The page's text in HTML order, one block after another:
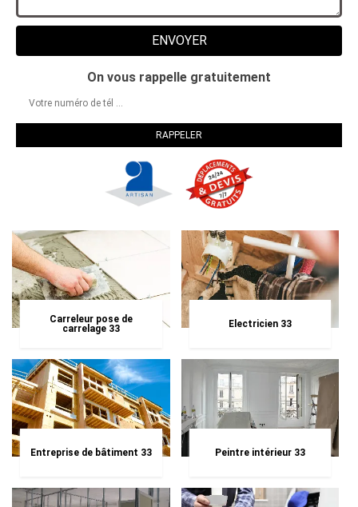
On vous rappelle gratuitement
Carreleur pose de
carrelage 33
Electricien 33
Entreprise de bâtiment 33 Peintre intérieur 33